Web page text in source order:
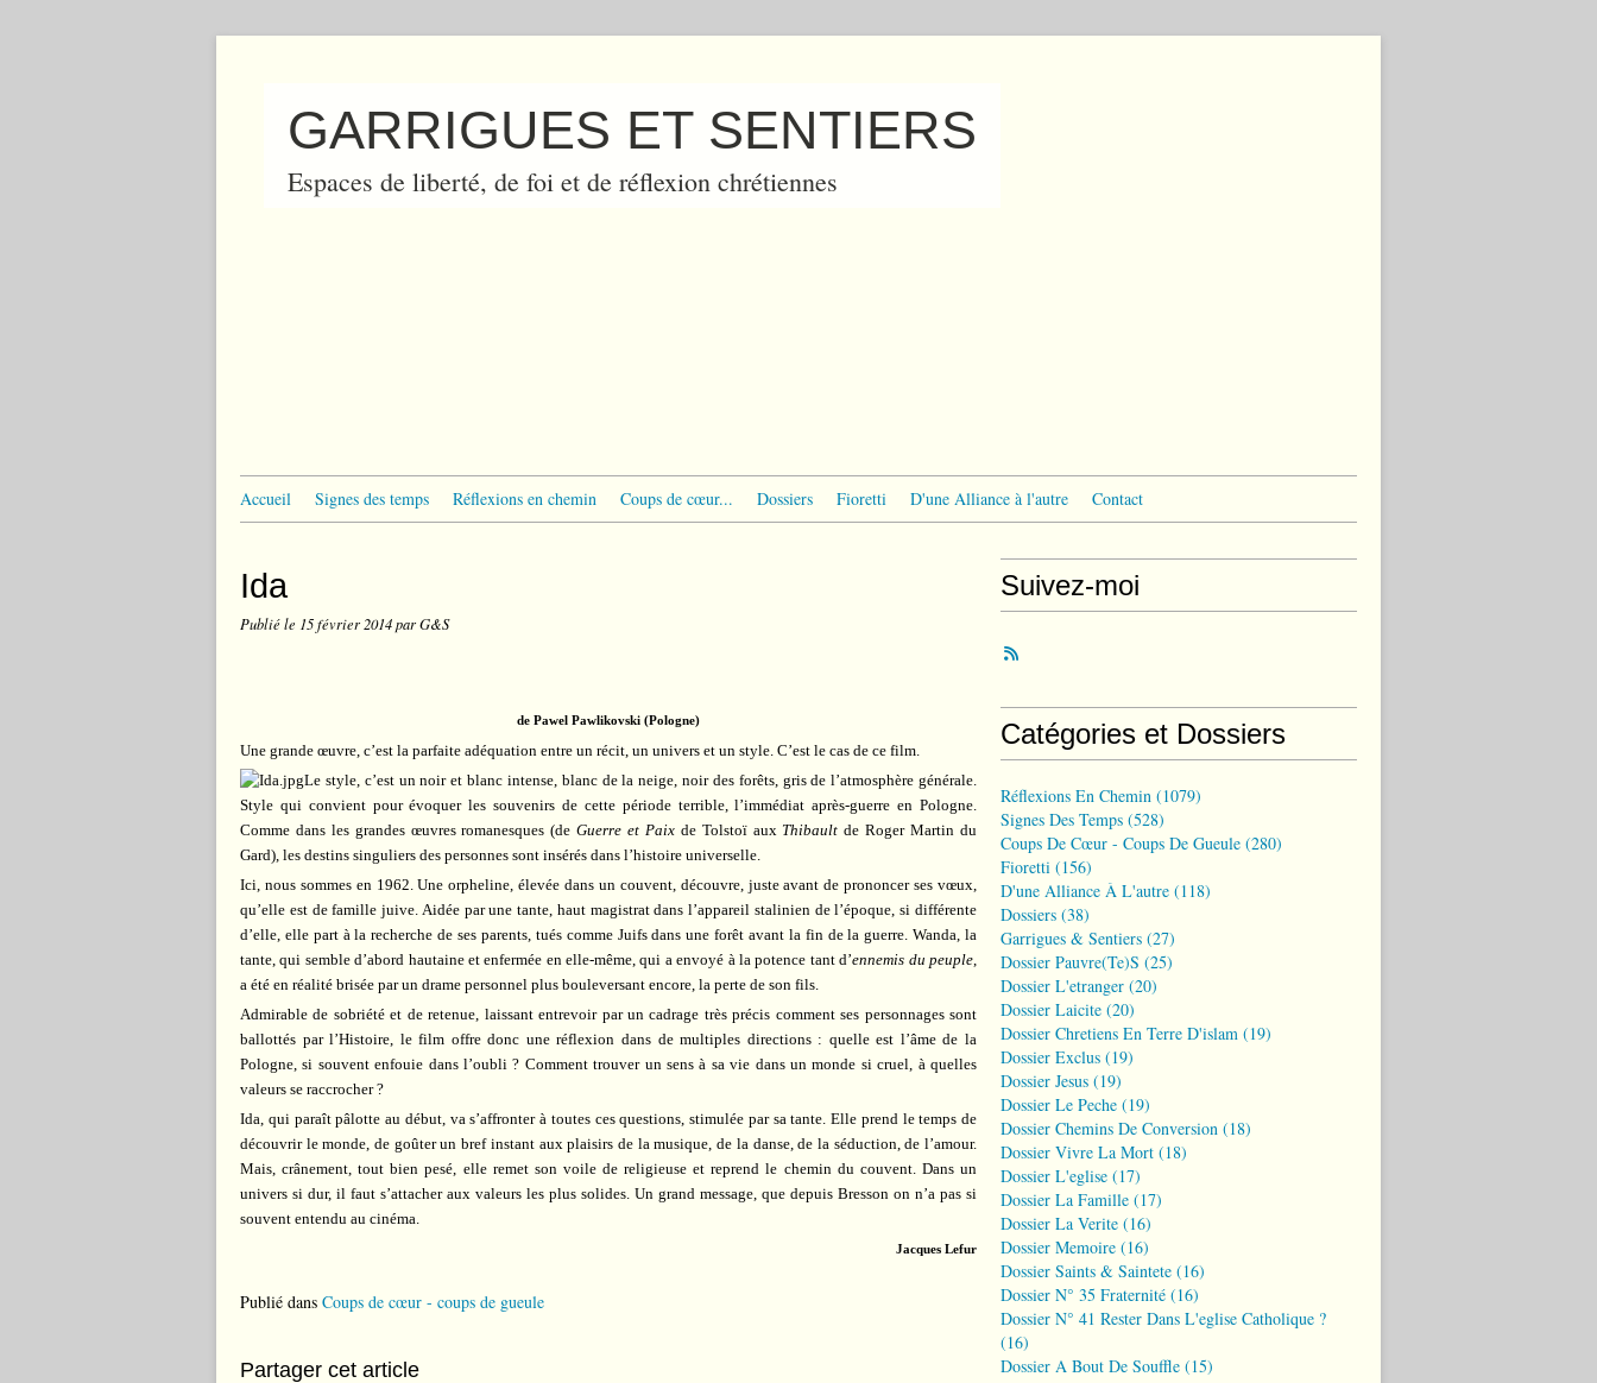
GARRIGUES ET SENTIERS
Espaces de liberté, de foi et de réflexion chrétiennes
Accueil Signes des temps Réflexions en chemin Coups de cœur... Dossiers Fioretti D'une Alliance à l'autre Contact
Ida
Publié le 15 février 2014par G&S
de Pawel Pawlikovski (Pologne)
Une grande œuvre, c’est la parfaite adéquation entre un récit, un univers et un style. C’est le cas de ce film.
Le style, c’est un noir et blanc intense, blanc de la neige, noir des forêts, gris de l’atmosphère générale.
Style qui convient pour évoquer les souvenirs de cette période terrible, l’immédiat après-guerre en Pologne.
Comme dans les grandes œuvres romanesques (deGuerre et Paixde Tolstoï aux Thibault de Roger Martin du
Gard), les destins singuliers des personnes sont insérés dans l’histoire universelle.
Ici, nous sommes en 1962. Une orpheline, élevée dans un couvent, découvre, juste avant de prononcer ses vœux,
qu’elle est de famille juive. Aidée par une tante, haut magistrat dans l’appareil stalinien de l’époque, si différente
d’elle, elle part à la recherche de ses parents, tués comme Juifs dans une forêt avant la fin de la guerre. Wanda, la
tante, qui semble d’abord hautaine et enfermée en elle-même, qui a envoyé à la potence tant d’ennemis du peuple,
a été en réalité brisée par un drame personnel plus bouleversant encore, la perte de son fils.
Admirable de sobriété et de retenue, laissant entrevoir par un cadrage très précis comment ses personnages sont
ballottés par l’Histoire, le film offre donc une réflexion dans de multiples directions : quelle est l’âme de la
Pologne, si souvent enfouie dans l’oubli ? Comment trouver un sens à sa vie dans un monde si cruel, à quelles
valeurs se raccrocher ?
Ida, qui paraît pâlotte au début, va s’affronter à toutes ces questions, stimulée par sa tante. Elle prend le temps de
découvrir le monde, de goûter un bref instant aux plaisirs de la musique, de la danse, de la séduction, de l’amour.
Mais, crânement, tout bien pesé, elle remet son voile de religieuse et reprend le chemin du couvent. Dans un
univers si dur, il faut s’attacher aux valeurs les plus solides. Un grand message, que depuis Bresson on n’a pas si
souvent entendu au cinéma.
Jacques Lefur
Publié dans Coups de cœur - coups de gueule
Partager cet article
Suivez-moi
Catégories et Dossiers
Réflexions En Chemin (1079)
Signes Des Temps (528)
Coups De Cœur - Coups De Gueule (280)
Fioretti (156)
D'une Alliance À L'autre (118)
Dossiers (38)
Garrigues & Sentiers (27)
Dossier Pauvre(te)s (25)
Dossier L'etranger (20)
Dossier Laicite (20)
Dossier Chretiens En Terre D'islam (19)
Dossier Exclus (19)
Dossier Jesus (19)
Dossier Le Peche (19)
Dossier Chemins De Conversion (18)
Dossier Vivre La Mort (18)
Dossier L'eglise (17)
Dossier La Famille (17)
Dossier La Verite (16)
Dossier Memoire (16)
Dossier Saints & Saintete (16)
Dossier N° 35 Fraternité (16)
Dossier N° 41 Rester Dans L'eglise Catholique ?
(16)
Dossier A Bout De Souffle (15)